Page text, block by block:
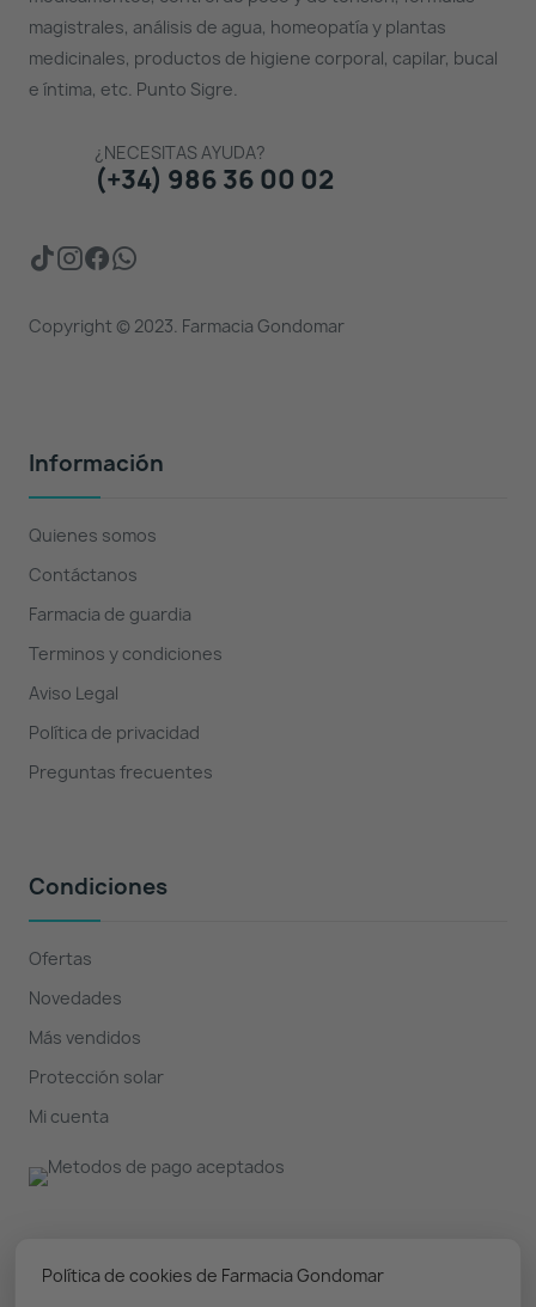
magistrales, análisis de agua, homeopatía y plantas
medicinales, productos de higiene corporal, capilar, bucal
e íntima, etc. Punto Sigre.
¿NECESITAS AYUDA?
(+34) 986 36 00 02
Copyright © 2023. Farmacia Gondomar
Información
Quienes somos
Contáctanos
Farmacia de guardia
Terminos y condiciones
Aviso Legal
Política de privacidad
Preguntas frecuentes
Condiciones
Ofertas
Novedades
Más vendidos
Protección solar
Mi cuenta
Nuestro boletín
Política de cookies de Farmacia Gondomar